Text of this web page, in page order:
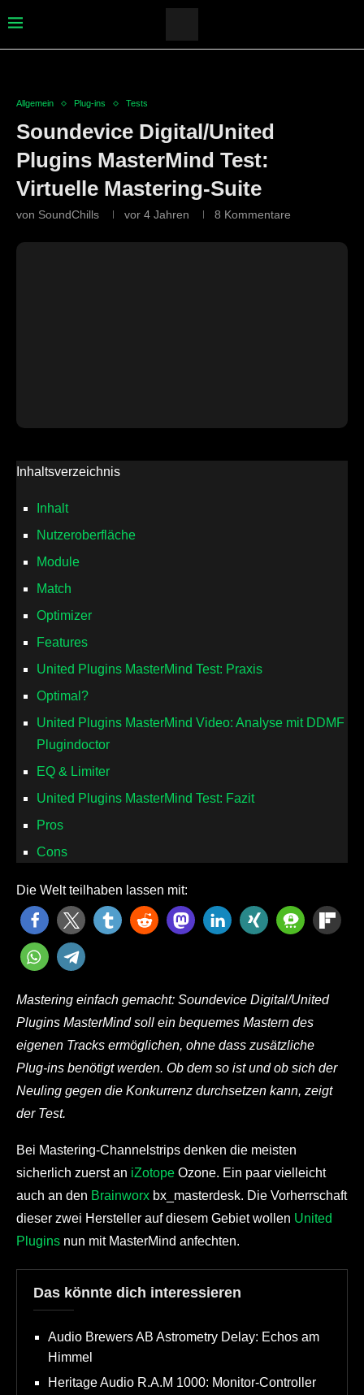
Allgemein Plug-ins Tests
Soundevice Digital/United
Plugins MasterMind Test:
Virtuelle Mastering-Suite
von SoundChills vor 4 Jahren 8 Kommentare
Inhaltsverzeichnis
Inhalt
Nutzeroberfläche
Module
Match
Optimizer
Features
United Plugins MasterMind Test: Praxis
Optimal?
United Plugins MasterMind Video: Analyse mit DDMF
Plugindoctor
EQ & Limiter
United Plugins MasterMind Test: Fazit
Pros
Cons
Die Welt teilhaben lassen mit:
Mastering einfach gemacht: Soundevice Digital/United
Plugins MasterMind soll ein bequemes Mastern des
eigenen Tracks ermöglichen, ohne dass zusätzliche
Plug-ins benötigt werden. Ob dem so ist und ob sich der
Neuling gegen die Konkurrenz durchsetzen kann, zeigt
der Test.
Bei Mastering-Channelstrips denken die meisten
sicherlich zuerst an iZotope Ozone. Ein paar vielleicht
auch an den Brainworx bx_masterdesk. Die Vorherrschaft
dieser zwei Hersteller auf diesem Gebiet wollen United
Plugins nun mit MasterMind anfechten.
Das könnte dich interessieren
Audio Brewers AB Astrometry Delay: Echos am
Himmel
Heritage Audio R.A.M 1000: Monitor-Controller